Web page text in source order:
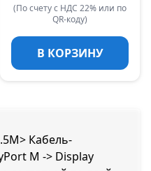
(По счету с НДС 22% или по
QR-коду)
В КОРЗИНУ
Кабель-
M -> Display